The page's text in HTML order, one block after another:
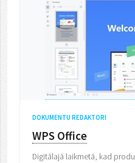
DOKUMENTU REDAKTORI
WPS Office
Digitālajā laikmetā, kad